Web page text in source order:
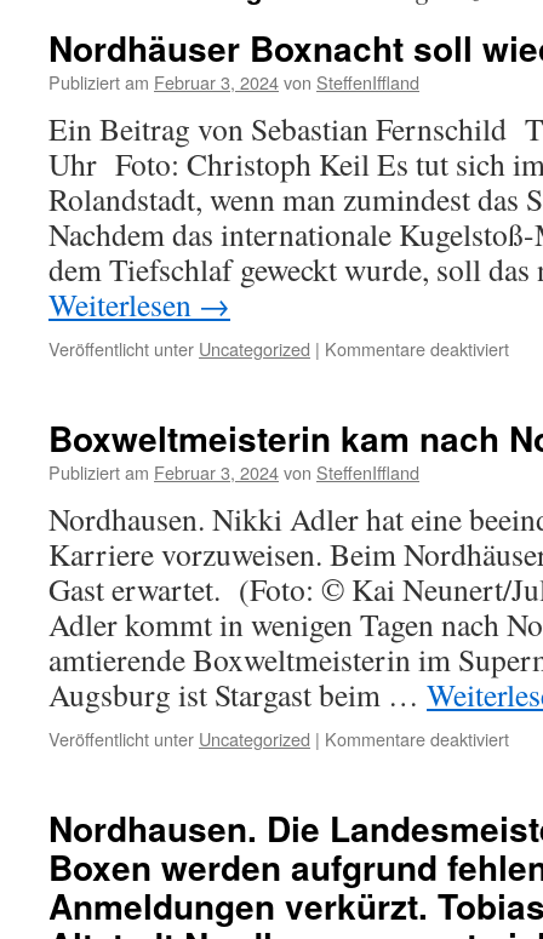
Nordhäuser Boxnacht soll
Publiziert am Februar 3, 2024von SteffenIffland
Ein Beitrag von Sebastian Fernschild
Uhr Foto: Christoph Keil Es tut sich
Rolandstadt, wenn man zumindest das
Nachdem das internationale
dem Tiefschlaf geweckt wurde, soll
Weiterlesen →
Veröffentlicht unter Uncategorized | Kommentare deaktiviertfür
Boxweltmeisterin kam nach
Publiziert am Februar 3, 2024von SteffenIffland
Nordhausen. Nikki Adler hat eine
Karriere vorzuweisen. Beim
Gast erwartet. (Foto: © Kai Neunert/
Adler kommt in wenigen Tagen nach
amtierende Boxweltmeisterin im
Augsburg ist Stargast beim …
Veröffentlicht unter Uncategorized | Kommentare deaktiviertfür
Nordhausen. Die
Boxen werden aufgrund
Anmeldungen verkürzt.